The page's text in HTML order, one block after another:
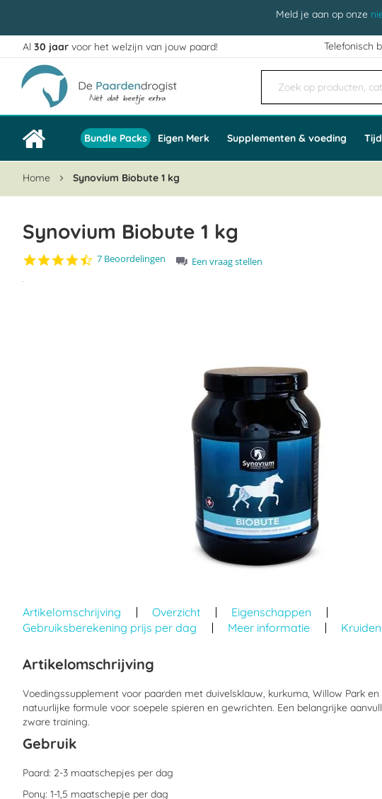
Meld je aan op onze
Ga
naar
de
inhoud
Al 30 jaar voor het welzijn van jouw paard! Telefonisch
Bundle Packs Eigen Merk Supplementen & voeding
Home Synovium Biobute 1 kg
Synovium Biobute 1 kg
4.6
7 Beoordelingen
Een vraag stellen
naar
het
begin
de
gallerij
Artikelomschrijving Overzicht
Eigenschappen
Gebruiksberekening prijs per dag
Meer informatie
Artikelomschrijving
Voedingssupplement voor paarden met duivelsklauw, kurkuma, Willow Park en
natuurlijke formule voor soepele spieren en gewrichten. Een belangrijke
zware training.
Gebruik
Paard: 2-3 maatschepjes per dag
Pony: 1-1,5 maatschepje per dag